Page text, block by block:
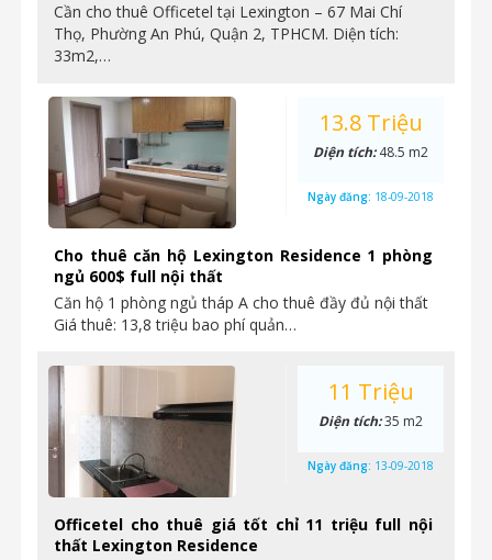
Cần cho thuê Officetel tại Lexington – 67 Mai Chí
Thọ, Phường An Phú, Quận 2, TPHCM. Diện tích:
33m2,…
Cho thuê căn hộ Lexington Residence 1 phòng
ngủ 600$ full nội thất
Căn hộ 1 phòng ngủ tháp A cho thuê đầy đủ nội thất
Giá thuê: 13,8 triệu bao phí quản…
13.8 Triệu
Diện tích:48.5 m2
Ngày đăng: 18-09-2018
Officetel cho thuê giá tốt chỉ 11 triệu full nội
thất Lexington Residence
11 Triệu
Diện tích:35 m2
Ngày đăng: 13-09-2018